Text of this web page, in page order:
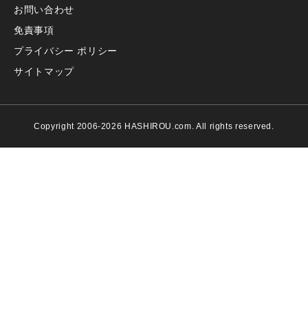
お問い合わせ
免責事項
プライバシー ポリシー
サイトマップ
Copyright 2006-2026 HASHIROU.com. All rights reserved.